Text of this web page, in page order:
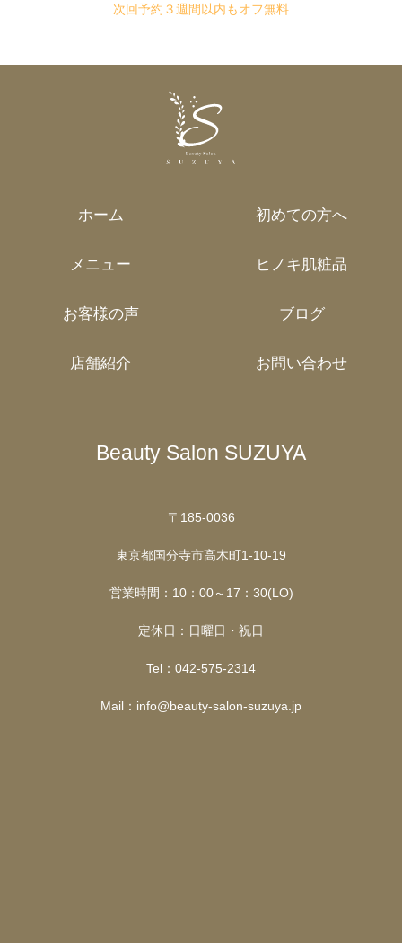
次回予約３週間以内もオフ無料
ホーム 初めての方へ
メニュー ヒノキ肌粧品
お客様の声 ブログ
店舗紹介 お問い合わせ
Beauty Salon SUZUYA
〒185-0036
東京都国分寺市高木町1-10-19
営業時間：10：00～17：30(LO)
定休日：日曜日・祝日
Tel：042-575-2314
Mail：info@beauty-salon-suzuya.jp